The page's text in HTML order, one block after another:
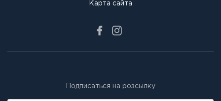
Карта сайта
Подписаться на розсылку